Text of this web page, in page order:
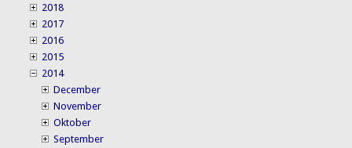
2018
2017
2016
2015
2014
December
November
Oktober
September